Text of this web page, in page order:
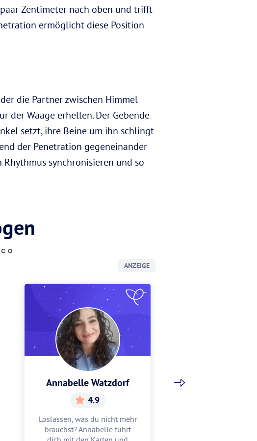
Zentimeter nach oben und trifft
ermöglicht diese Position
die Partner zwischen Himmel
der Waage erhellen. Der Gebende
setzt, ihre Beine um ihn schlingt
der Penetration gegeneinander
synchronisieren und so
ANZEIGE
Annabelle Watzdorf
4.9
Loslassen, was du nicht mehr
brauchst? Annabelle führt